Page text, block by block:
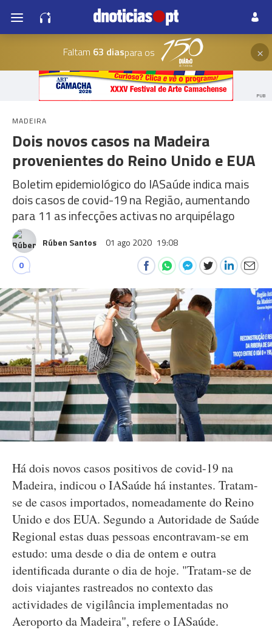
Faltam 63 diaspara os ×
PUB
MADEIRA
Dois novos casos na Madeira
provenientes do Reino Unido e EUA
Boletim epidemiológico do IASaúde indica mais
dois casos de covid-19 na Região, aumentando
para 11 as infecções activas no arquipélago
Rúben Santos 01 ago 2020 19:08
0
Há dois novos casos positivos de covid-19 na
Madeira, indicou o IASaúde há instantes. Tratam-
se de casos importados, nomeadamente do Reino
Unido e dos EUA. Segundo a Autoridade de Saúde
Regional estas duas pessoas encontravam-se em
estudo: uma desde o dia de ontem e outra
identificada durante o dia de hoje. "Tratam-se de
dois viajantes rastreados no contexto das
actividades de vigilância implementadas no
Aeroporto da Madeira", refere o IASaúde.